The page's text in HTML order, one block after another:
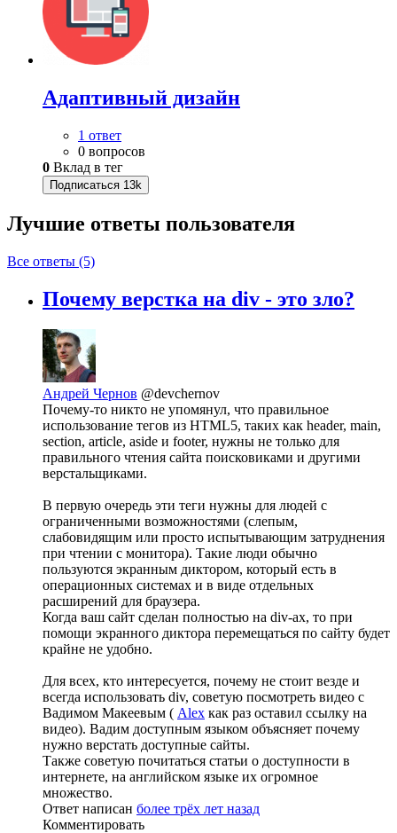
Адаптивный дизайн
1 ответ
0 вопросов
0 Вклад в тег
Подписаться 13k
Лучшие ответы пользователя
Все ответы (5)
Почему верстка на div - это зло?
Андрей Чернов @devchernov
Почему-то никто не упомянул, что правильное
использование тегов из HTML5, таких как header, main,
section, article, aside и footer, нужны не только для
правильного чтения сайта поисковиками и другими
верстальщиками.
В первую очередь эти теги нужны для людей с
ограниченными возможностями (слепым,
слабовидящим или просто испытывающим затруднения
при чтении с монитора). Такие люди обычно
пользуются экранным диктором, который есть в
операционных системах и в виде отдельных
расширений для браузера.
Когда ваш сайт сделан полностью на div-ах, то при
помощи экранного диктора перемещаться по сайту будет
крайне не удобно.
Для всех, кто интересуется, почему не стоит везде и
всегда использовать div, советую посмотреть видео с
Вадимом Макеевым ( Alex как раз оставил ссылку на
видео). Вадим доступным языком объясняет почему
нужно верстать доступные сайты.
Также советую почитаться статьи о доступности в
интернете, на английском языке их огромное
множество.
Ответ написан более трёх лет назад
Комментировать